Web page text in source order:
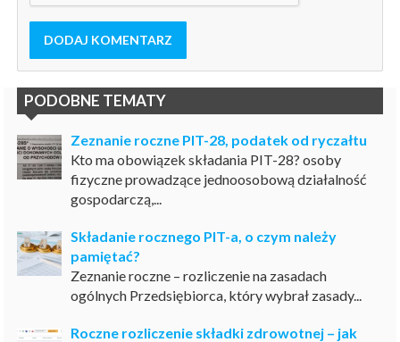
DODAJ KOMENTARZ
PODOBNE TEMATY
Zeznanie roczne PIT-28, podatek od ryczałtu
Kto ma obowiązek składania PIT-28? osoby
fizyczne prowadzące jednoosobową działalność
gospodarczą,...
Składanie rocznego PIT-a, o czym należy
pamiętać?
Zeznanie roczne – rozliczenie na zasadach
ogólnych Przedsiębiorca, który wybrał zasady...
Roczne rozliczenie składki zdrowotnej – jak